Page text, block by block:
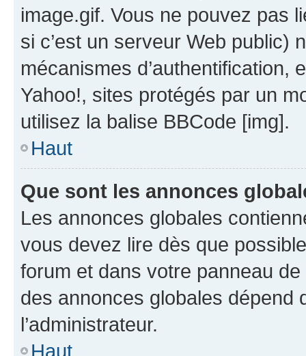
image.gif. Vous ne pouvez pas
si c’est un serveur Web public)
mécanismes d’authentification,
Yahoo!, sites protégés par un
utilisez la balise BBCode [img].
Haut
Que sont les annonces
Les annonces globales
vous devez lire dès que
forum et dans votre panneau
des annonces globales dépend
l’administrateur.
Haut